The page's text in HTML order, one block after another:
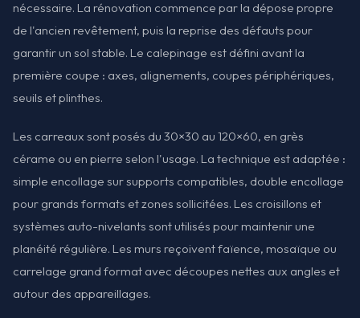
nécessaire. La rénovation commence par la dépose propre
de l'ancien revêtement, puis la reprise des défauts pour
garantir un sol stable. Le calepinage est défini avant la
première coupe : axes, alignements, coupes périphériques,
seuils et plinthes.
Les carreaux sont posés du 30×30 au 120×60, en grès
cérame ou en pierre selon l'usage. La technique est adaptée :
simple encollage sur supports compatibles, double encollage
pour grands formats et zones sollicitées. Les croisillons et
systèmes auto-nivelants sont utilisés pour maintenir une
planéité régulière. Les murs reçoivent faïence, mosaïque ou
carrelage grand format avec découpes nettes aux angles et
autour des appareillages.